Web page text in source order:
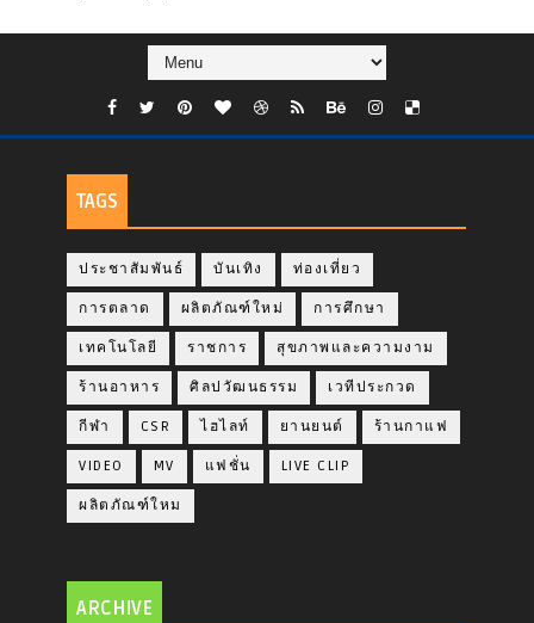
TAGS
ประชาสัมพันธ์ บันเทิง ท่องเที่ยว
การตลาด ผลิตภัณฑ์ใหม่ การศึกษา
เทคโนโลยี ราชการ สุขภาพและความงาม
ร้านอาหาร ศิลปวัฒนธรรม เวทีประกวด
กีฬา CSR ไฮไลท์ ยานยนต์ ร้านกาแฟ
VIDEO MV แฟชั่น LIVE CLIP
ผลิตภัณฑ์ใหม
ARCHIVE